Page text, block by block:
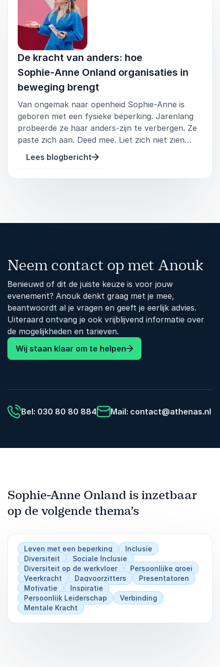
De kracht van anders: hoe
Sophie‑Anne Onland organisaties in
beweging brengt
Van ongemak naar openheid Sophie‑Anne is
geboren met een fysieke beperking. Jarenlang
probeerde ze haar anders-zijn te verbergen. Ze
paste zich aan. Deed mee. Liet zich niet zien
zoals ze echt was, want kwetsbaarheid werd
gezien als zwakte. Totdat ze in 2021 besloot dat
Lees blogbericht
Neem contact op met Anouk
Benieuwd of dit de juiste keuze is voor jouw
evenement? Anouk denkt graag met je mee,
beantwoordt al je vragen en geeft je eerlijk advies.
Uiteraard ontvang je ook vrijblijvend informatie over
de mogelijkheden en tarieven.
Wij staan klaar om te helpen
Bel: 030 80 80 884 Mail: contact@athenas.nl
Sophie-Anne Onland is inzetbaar
op de volgende thema’s
Leven met een beperking
Inclusie
Diversiteit
Sociale Inclusie
Diversiteit op de werkvloer
Persoonlijke groei
Veerkracht
Dagvoorzitters
Presentatoren
Motivatie
Inspiratie
Persoonlijk Leiderschap
Verbinding
Mentale Kracht